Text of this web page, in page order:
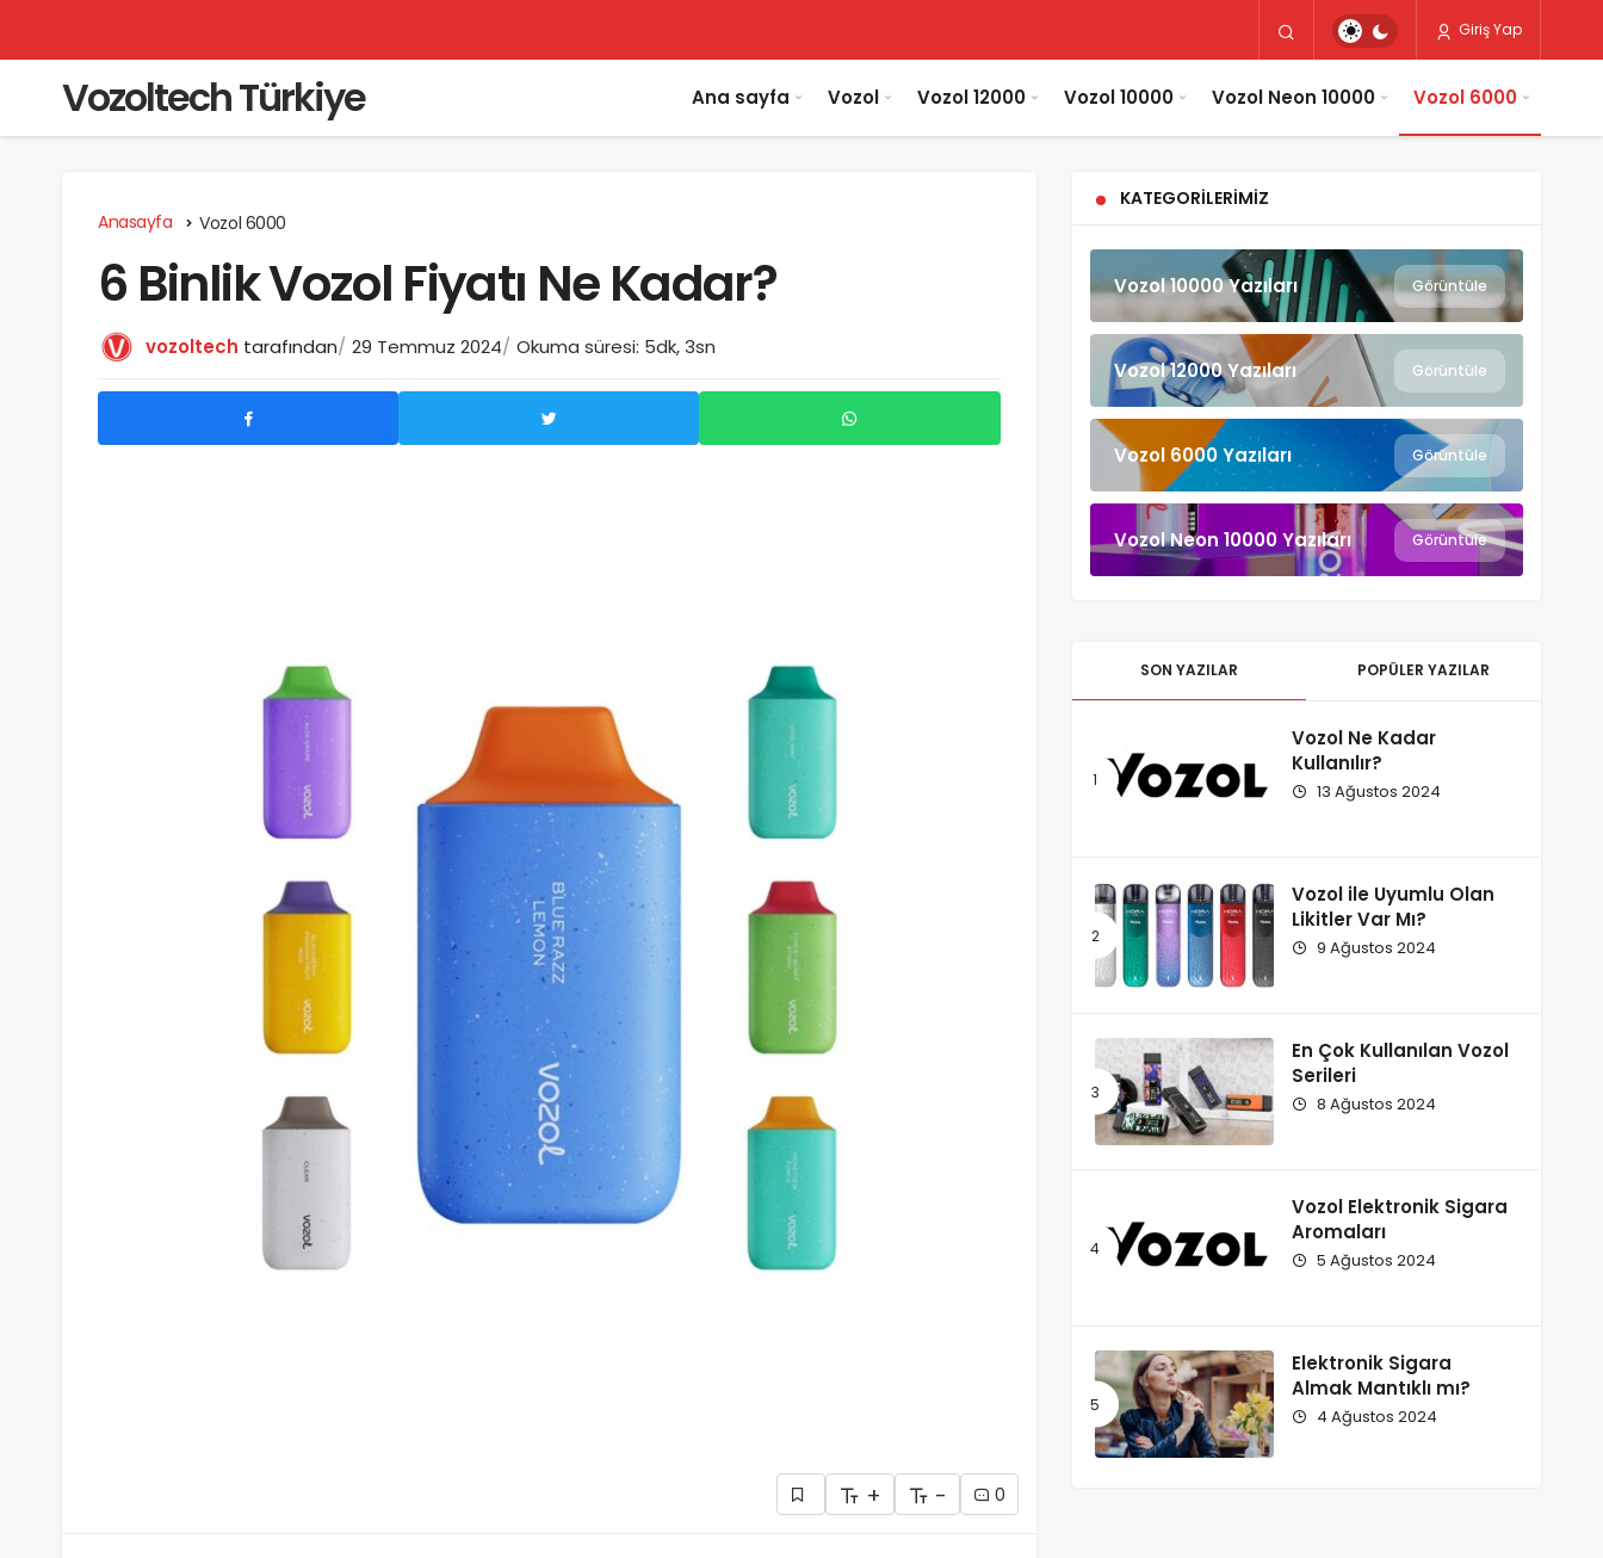
Giriş Yap
Vozoltech Türkiye Ana sayfa Vozol Vozol 12000 Vozol 10000 Vozol Neon 10000 Vozol 6000
Anasayfa Vozol 6000
6 Binlik Vozol Fiyatı Ne Kadar?
vozoltech tarafından 29 Temmuz 2024 Okuma süresi: 5dk, 3sn
+ - 0
KATEGORILERIMIZ
Vozol 10000 Yazıları Görüntüle
Vozol 12000 Yazıları Görüntüle
Vozol 6000 Yazıları Görüntüle
Vozol Neon 10000 Yazıları Görüntüle
SON YAZILAR POPÜLER YAZILAR
Vozol Ne Kadar
Kullanılır?
13 Ağustos 2024
Vozol ile Uyumlu Olan
Likitler Var Mı?
9 Ağustos 2024
En Çok Kullanılan Vozol
Serileri
8 Ağustos 2024
Vozol Elektronik Sigara
Aromaları
5 Ağustos 2024
Elektronik Sigara
Almak Mantıklı mı?
4 Ağustos 2024